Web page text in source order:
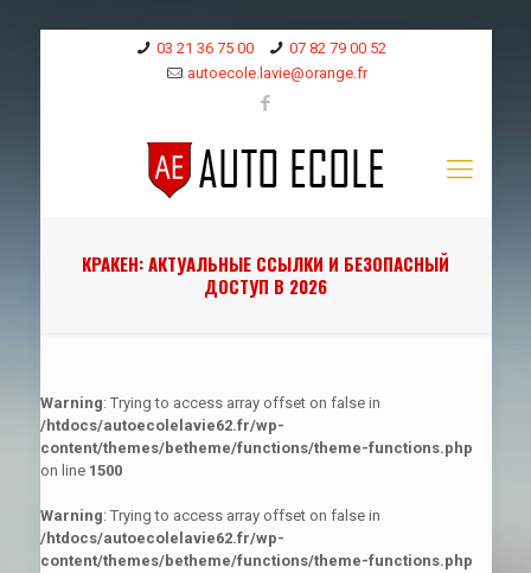
03 21 36 75 00
07 82 79 00 52
autoecole.lavie@orange.fr
КРАКЕН: АКТУАЛЬНЫЕ ССЫЛКИ И БЕЗОПАСНЫЙ
ДОСТУП В 2026
Warning: Trying to access array offset on false in
/htdocs/autoecolelavie62.fr/wp-
content/themes/betheme/functions/theme-functions.php
on line 1500
Warning: Trying to access array offset on false in
/htdocs/autoecolelavie62.fr/wp-
content/themes/betheme/functions/theme-functions.php